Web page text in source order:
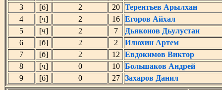
3
[б] 2 20
Терентьев Арылхан
4
[ч] 2 16
Егоров Айхал
5
[ч] 2 7
Дьяконов Дьулустан
6
[б] 2 2
Илюхин Артем
7
[б] 2 12
Евдокимов Виктор
8
[ч] 0 10
Большаков Андрей
9
[б] 0 27
Захаров Данил